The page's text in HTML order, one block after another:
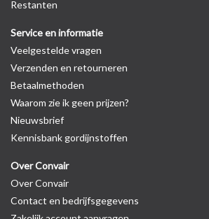
Restanten
Service en informatie
Veelgestelde vragen
Verzenden en retourneren
Betaalmethoden
Waarom zie ik geen prijzen?
Nieuwsbrief
Kennisbank gordijnstoffen
Over Convair
Over Convair
Contact en bedrijfsgegevens